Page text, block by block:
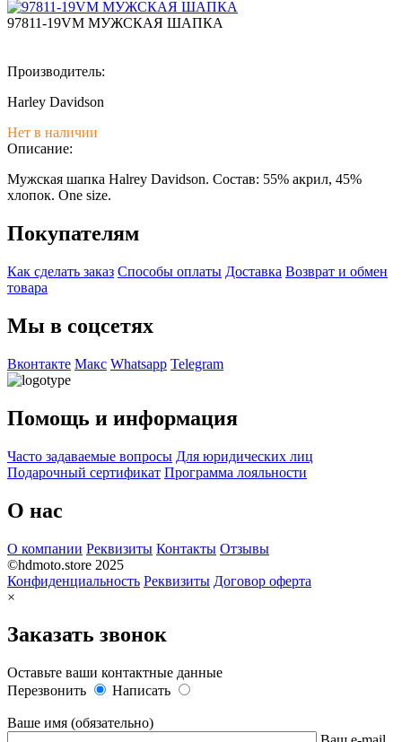
97811-19VM МУЖСКАЯ ШАПКА
Производитель:
Harley Davidson
Нет в наличии
Описание:
Мужская шапка Halrey Davidson. Состав: 55% акрил, 45%
хлопок. One size.
Покупателям
Как сделать заказ Способы оплаты Доставка Возврат и обмен
товара
Мы в соцсетях
Вконтакте Макс Whatsapp Telegram
Помощь и информация
Часто задаваемые вопросы Для юридических лиц
Подарочный сертификат Программа лояльности
О нас
О компании Реквизиты Контакты Отзывы
©hdmoto.store 2025
Конфиденциальность Реквизиты Договор оферта
×
Заказать звонок
Оставьте ваши контактные данные
Перезвонить
Написать
Ваше имя (обязательно)